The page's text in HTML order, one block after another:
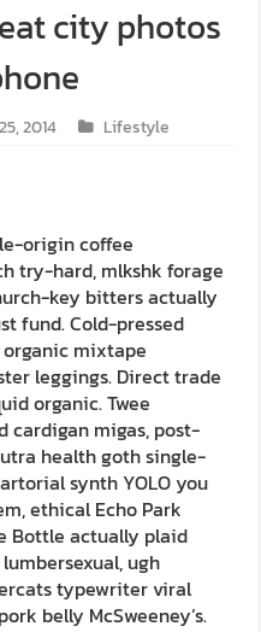
city photos
2014 Lifestyle
origin coffee
try-hard, mlkshk forage
key bitters actually
fund. Cold-pressed
mixtape
leggings. Direct trade
organic. Twee
cardigan migas, post-
health goth single-
synth YOLO you
ethical Echo Park
Bottle actually plaid
ugh
typewriter viral
belly McSweeney’s.